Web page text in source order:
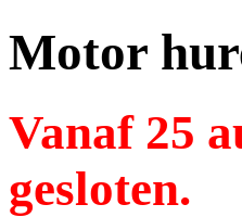
Motor
Vanaf 25
gesloten.